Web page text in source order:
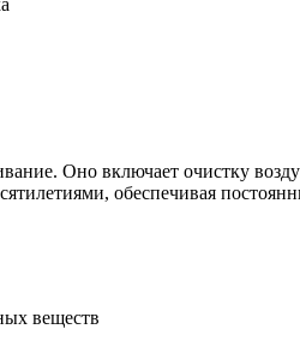
Оно включает очистку
обеспечивая
веществ